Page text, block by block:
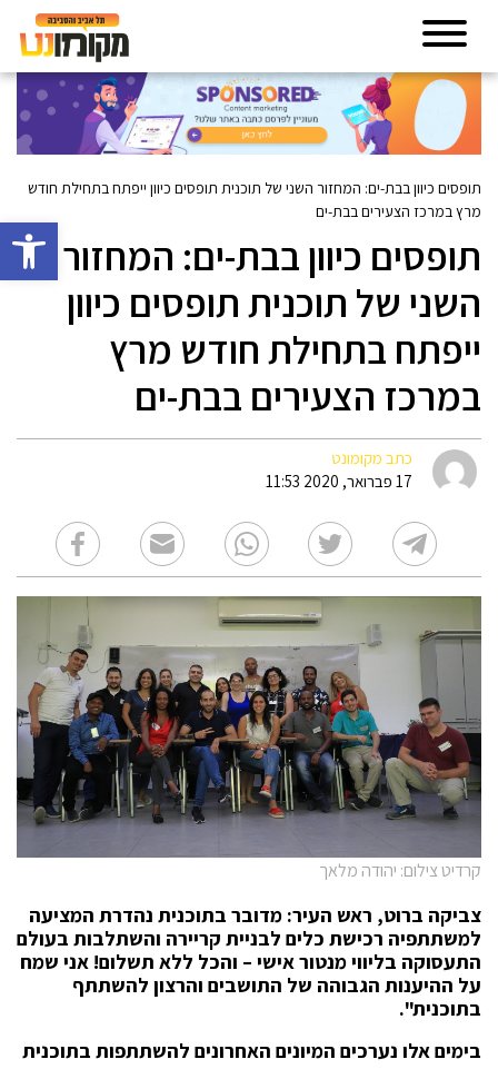
פתח
תופסים כיוון בבת-ים: המחזור השני של תוכנית תופסים כיוון ייפתח בתחילת חודש
מרץ במרכז הצעירים בבת-ים
תופסים כיוון בבת-ים: המחזור
השני של תוכנית תופסים כיוון
ייפתח בתחילת חודש מרץ
במרכז הצעירים בבת-ים
כתב מקומונט
17 פברואר, 2020 11:53
קרדיט צילום: יהודה מלאך
צביקה ברוט, ראש העיר: מדובר בתוכנית נהדרת המציעה
למשתתפיה רכישת כלים לבניית קריירה והשתלבות בעולם
התעסוקה בליווי מנטור אישי – והכל ללא תשלום! אני שמח
על ההיענות הגבוהה של התושבים והרצון להשתתף
בתוכנית".
בימים אלו נערכים המיונים האחרונים להשתתפות בתוכנית